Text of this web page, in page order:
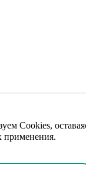
Cookies,
применения.